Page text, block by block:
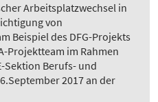
Arbeitsplatzwechsel in
von
Beispiel des DFG-Projekts
Projektteam im Rahmen
Sektion Berufs- und
2017 an der